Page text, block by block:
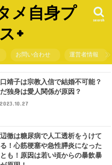
メ自身プ
+
search
お問い合わせ 運営者情報
靖子は宗教入信で結婚不可能？
独身は愛人関係が原因？
2023.10.27
徹は糖尿病で人工透析をうけて
！心筋梗塞や急性膵炎になった
も！原因は若い頃からの暴飲暴